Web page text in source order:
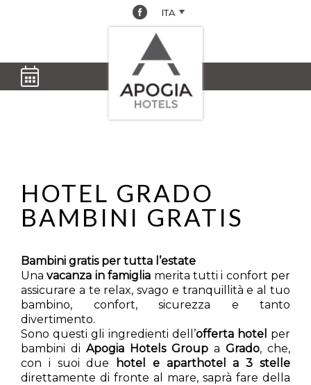
Hotel
Donatello
Danieli
Horizonte
Bibione
hotel
ITA
Dal 08/08/2026 Al 09/08/2026
HOTEL GRADO
BAMBINI GRATIS
Bambini gratis per tutta l’estate
Unavacanza in famiglia merita tutti i confort per
assicurare a te relax, svago e tranquillità e al tuo
bambino, confort, sicurezza e tanto
divertimento.
Sono questi gli ingredienti dell’offerta hotel per
bambini di Apogia Hotels Group a Grado, che,
con i suoi due
hotel e aparthotel a 3 stelle
direttamente di fronte al mare, saprà fare della